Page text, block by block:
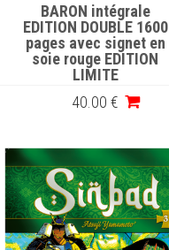
BARON intégrale
EDITION DOUBLE 1600
pages avec signet en
soie rouge EDITION
LIMITE
40.00 €